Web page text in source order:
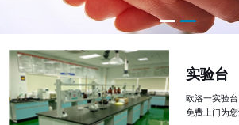
实验台
欧洛一实验台
免费上门为